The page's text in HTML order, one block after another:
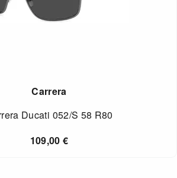
Carrera
Ducati 052/S 58 R80
109,00€